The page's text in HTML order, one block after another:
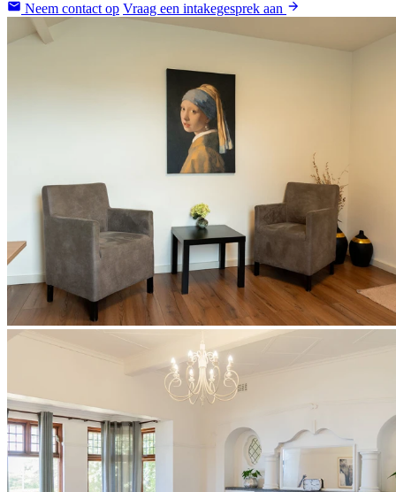
Neem contact op Vraag een intakegesprek aan